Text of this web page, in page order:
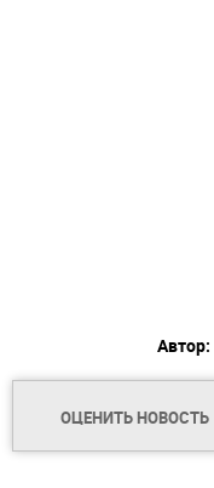
Автор:
ОЦЕНИТЬ НОВОСТЬ